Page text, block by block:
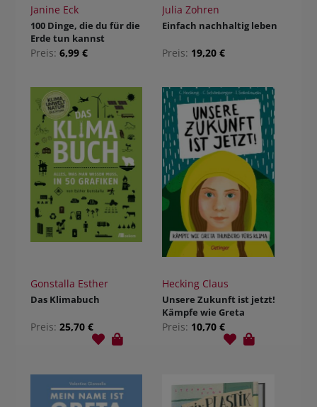
Janine Eck
100 Dinge, die du für die
Erde tun kannst
Preis: 6,99 €
Julia Zohren
Einfach nachhaltig leben
Preis: 19,20 €
Gonstalla Esther
Das Klimabuch
Preis: 25,70 €
Hecking Claus
Unsere Zukunft ist jetzt!
Kämpfe wie Greta
Thunberg fürs Klima.
Preis: 10,70 €